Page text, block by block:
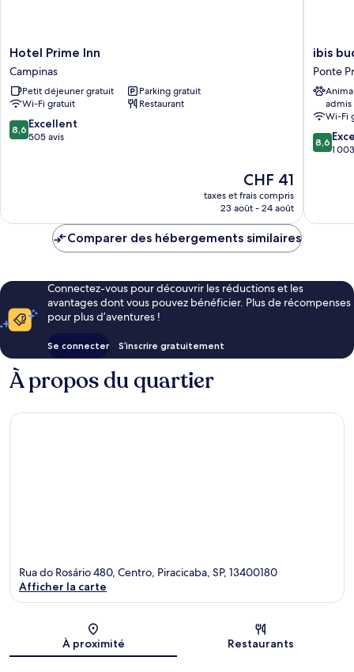
Hotel
Prime
Inn
Campinas
Hotel Prime Inn
Campinas
Petit déjeuner gratuit
Parking gratuit
Wi-Fi gratuit
Restaurant
8.6
sur
8,6 Excellent
505 avis
Le
nouveau
prix
de
CHF 41
taxes et frais compris
23 août - 24 août
ibis
budget
Ponte
Preta
ibis
Ponte
admis
Wi-Fi
8.6
sur
8,6
1
Comparer des hébergements similaires
Connectez-vous pour découvrir les réductions et les
avantages dont vous pouvez bénéficier. Plus de récompenses
pour plus d’aventures !
Se connecter S’inscrire gratuitement
À propos du quartier
Rua do Rosário 480, Centro, Piracicaba, SP, 13400180
Afficher la carte
À proximité Restaurants